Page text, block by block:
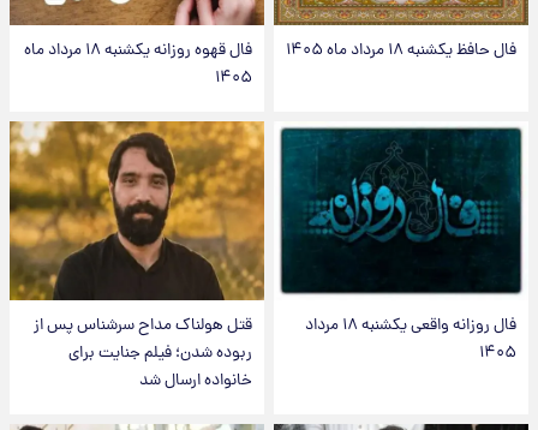
فال حافظ یکشنبه ۱۸ مرداد ماه ۱۴۰۵
فال قهوه روزانه یکشنبه ۱۸ مرداد ماه
۱۴۰۵
فال روزانه واقعی یکشنبه ۱۸ مرداد
۱۴۰۵
قتل هولناک مداح سرشناس پس از
ربوده شدن؛ فیلم جنایت برای
خانواده ارسال شد